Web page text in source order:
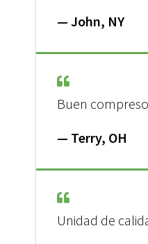
— John, NY
Buen
— Terry, OH
Unidad de